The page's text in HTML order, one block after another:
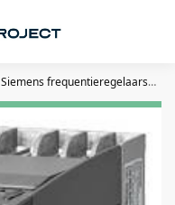
Siemens frequentieregelaars